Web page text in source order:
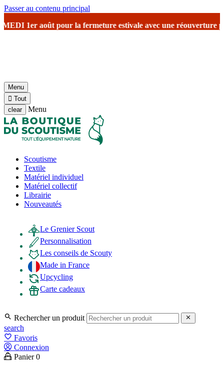
Passer au contenu principal
estivaleavec une réouverture prévu le 17 août avec reprise
Menu
 Tout
clear
Menu
Scoutisme
Textile
Matériel individuel
Matériel collectif
Librairie
Nouveautés
Le Grenier Scout
Personnalisation
Les conseils de Scouty
Made in France
Upcycling
Carte cadeaux
 Rechercher un produit 
search
favorite_border Favoris
Connexion
Panier 0